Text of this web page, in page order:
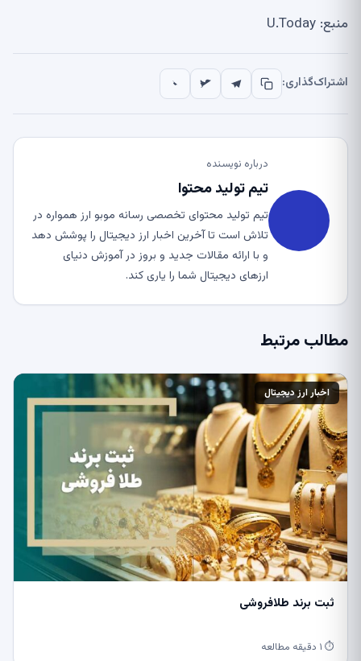
منبع: U.Today
اشتراک‌گذاری:
درباره نویسنده
تیم تولید محتوا
تیم تولید محتوای تخصصی رسانه موبو ارز همواره در
تلاش است تا آخرین اخبار ارز دیجیتال را پوشش دهد
و با ارائه مقالات جدید و بروز در آموزش دنیای
ارزهای دیجیتال شما را یاری کند.
مطالب مرتبط
اخبار ارز دیجیتال
ثبت برند طلافروشی
⏱ ۱ دقیقه مطالعه